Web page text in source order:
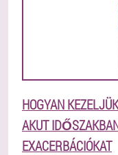
HOGYAN
AKUT
EXACERBÁCIÓKAT